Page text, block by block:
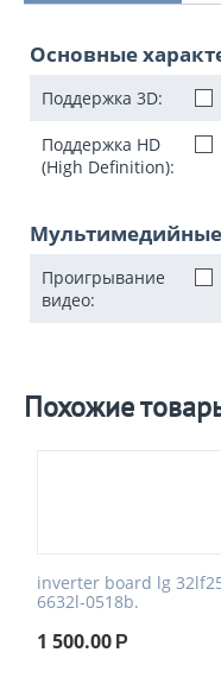
Основные
Поддержка 3D:
Поддержка HD
(High Definition):
Проигрывание
видео:
Похожие
inverter board lg
6632l-0518b.
1 500.00 Р